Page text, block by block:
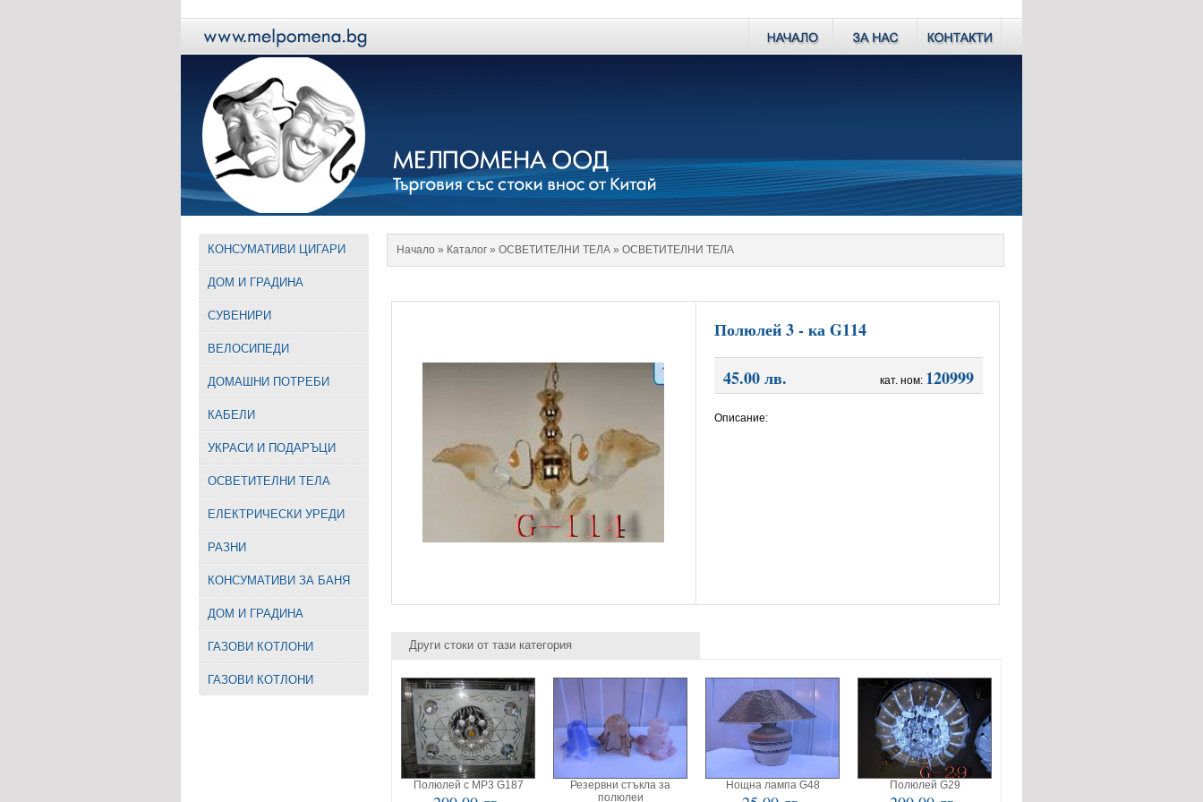
КОНСУМАТИВИ ЦИГАРИ
ДОМ И ГРАДИНА
СУВЕНИРИ
ВЕЛОСИПЕДИ
ДОМАШНИ ПОТРЕБИ
КАБЕЛИ
УКРАСИ И ПОДАРЪЦИ
ОСВЕТИТЕЛНИ ТЕЛА
EЛЕКТРИЧЕСКИ УРЕДИ
РАЗНИ
КОНСУМАТИВИ ЗА БАНЯ
ДОМ И ГРАДИНА
ГАЗОВИ КОТЛОНИ
ГАЗОВИ КОТЛОНИ
Начало » Каталог » ОСВЕТИТЕЛНИ ТЕЛА » ОСВЕТИТЕЛНИ ТЕЛА
Полюлей 3 - ка G114
45.00 лв. кат. ном: 120999
Описание:
Други стоки от тази категория
Полюлей с МР3 G187
Резервни стъкла за
полюлеи
Нощна лампа G48 Полюлей G29